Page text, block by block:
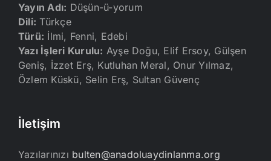
Yayın Adı: Düşün-ü-yorum
Dili: Türkçe
Türü: İlmi, Fenni, Edebi
Yazı İşleri Kurulu: Ayşe Doğu, Elif Ersoy, Gülşen
Geniş, İzzet Erş, Kutluhan Meral, Onur Yılmaz,
Özlem Küskü, Selin Erş, Sultan Güvenç
İletişim
Yazılarınızı bulten@anadoluaydinlanma.org